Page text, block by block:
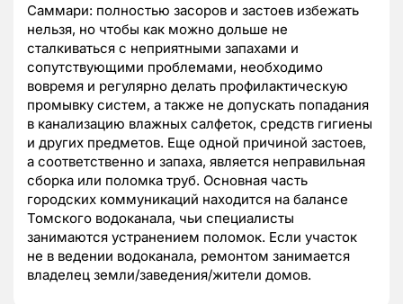
Саммари: полностью засоров и застоев избежать
нельзя, но чтобы как можно дольше не
сталкиваться с неприятными запахами и
сопутствующими проблемами, необходимо
вовремя и регулярно делать профилактическую
промывку систем, а также не допускать попадания
в канализацию влажных салфеток, средств гигиены
и других предметов. Еще одной причиной застоев,
а соответственно и запаха, является неправильная
сборка или поломка труб. Основная часть
городских коммуникаций находится на балансе
Томского водоканала, чьи специалисты
занимаются устранением поломок. Если участок
не в ведении водоканала, ремонтом занимается
владелец земли/заведения/жители домов.